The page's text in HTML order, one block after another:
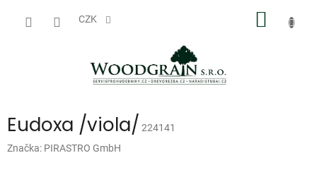
CZK
Eudoxa /viola/ 224141
Značka: PIRASTRO GmbH